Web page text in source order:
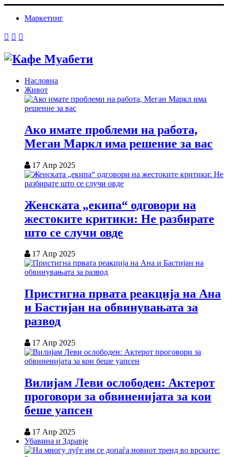
Маркетинг
Насловна
Живот
Ако имате проблеми на работа,
Меган Маркл има решение за вас
17 Апр 2025
Женската „екипа“ одговори на
жестоките критики: Не разбирате
што се случи овде
17 Апр 2025
Пристигна првата реакција на Ана
и Бастијан на обвинувањата за
развод
17 Апр 2025
Вилијам Леви ослободен: Актерот
проговори за обвиненијата за кои
беше уапсен
17 Апр 2025
Убавина и Здравје